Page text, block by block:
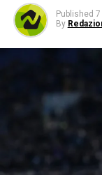
Published 7
By